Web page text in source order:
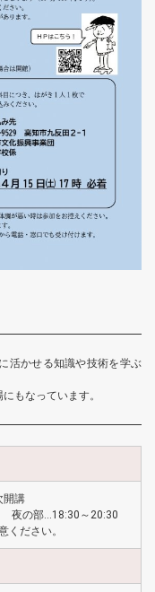
活かせる知識や技術を学ぶ
もなっています。
開講
夜の部…18:30～20:30
ください。